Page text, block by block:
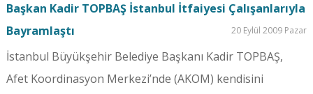
Başkan Kadir TOPBAŞ İstanbul İtfaiyesi Çalışanlarıyla
Bayramlaştı
20 Eylül 2009 Pazar
İstanbul Büyükşehir Belediye Başkanı Kadir TOPBAŞ,
Afet Koordinasyon Merkezi’nde (AKOM) kendisini